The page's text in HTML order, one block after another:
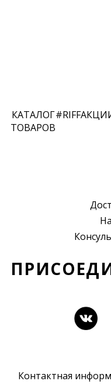
КАТАЛОГ
ТОВАРОВ
#RIFF
Контактная